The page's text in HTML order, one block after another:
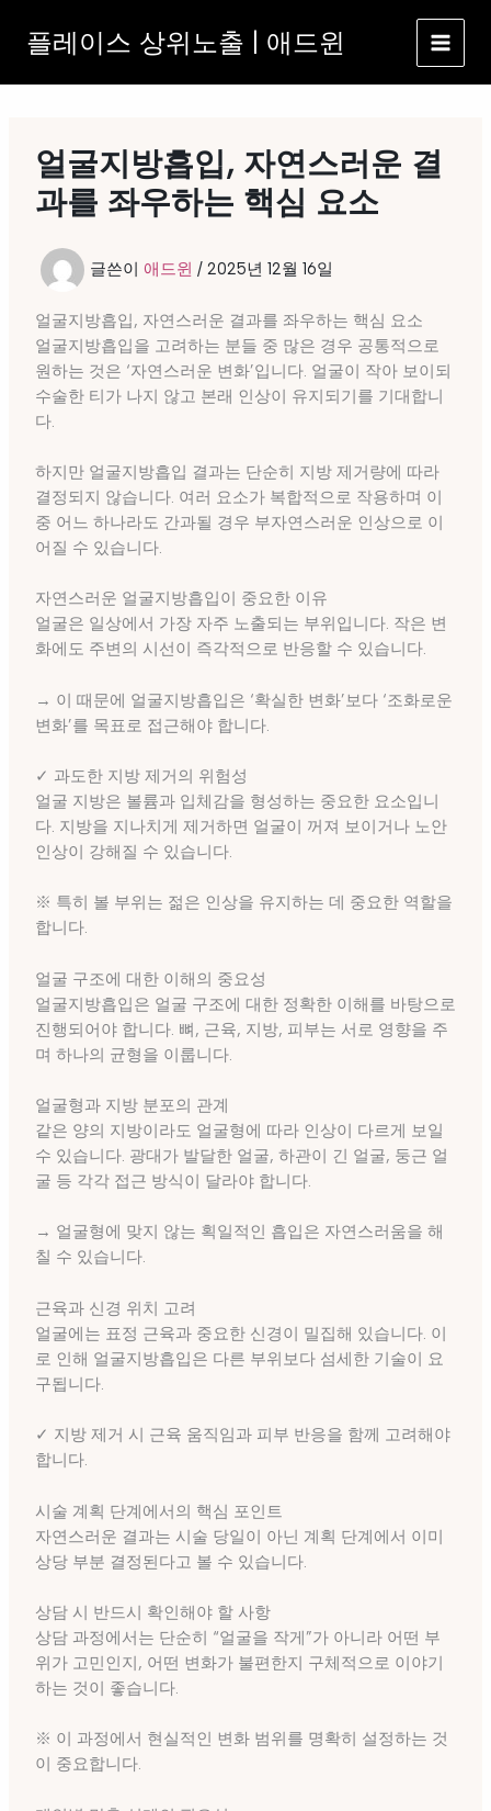
로
플레이스 상위노출 | 애드윈
얼굴지방흡입, 자연스러운 결
과를 좌우하는 핵심 요소
글쓴이 애드윈 / 2025년 12월 16일
얼굴지방흡입, 자연스러운 결과를 좌우하는 핵심 요소
얼굴지방흡입을 고려하는 분들 중 많은 경우 공통적으로
원하는 것은 ‘자연스러운 변화’입니다. 얼굴이 작아 보이되
수술한 티가 나지 않고 본래 인상이 유지되기를 기대합니
다.
하지만 얼굴지방흡입 결과는 단순히 지방 제거량에 따라
결정되지 않습니다. 여러 요소가 복합적으로 작용하며 이
중 어느 하나라도 간과될 경우 부자연스러운 인상으로 이
어질 수 있습니다.
자연스러운 얼굴지방흡입이 중요한 이유
얼굴은 일상에서 가장 자주 노출되는 부위입니다. 작은 변
화에도 주변의 시선이 즉각적으로 반응할 수 있습니다.
→ 이 때문에 얼굴지방흡입은 ‘확실한 변화’보다 ‘조화로운
변화’를 목표로 접근해야 합니다.
✓ 과도한 지방 제거의 위험성
얼굴 지방은 볼륨과 입체감을 형성하는 중요한 요소입니
다. 지방을 지나치게 제거하면 얼굴이 꺼져 보이거나 노안
인상이 강해질 수 있습니다.
※ 특히 볼 부위는 젊은 인상을 유지하는 데 중요한 역할을
합니다.
얼굴 구조에 대한 이해의 중요성
얼굴지방흡입은 얼굴 구조에 대한 정확한 이해를 바탕으로
진행되어야 합니다. 뼈, 근육, 지방, 피부는 서로 영향을 주
며 하나의 균형을 이룹니다.
얼굴형과 지방 분포의 관계
같은 양의 지방이라도 얼굴형에 따라 인상이 다르게 보일
수 있습니다. 광대가 발달한 얼굴, 하관이 긴 얼굴, 둥근 얼
굴 등 각각 접근 방식이 달라야 합니다.
→ 얼굴형에 맞지 않는 획일적인 흡입은 자연스러움을 해
칠 수 있습니다.
근육과 신경 위치 고려
얼굴에는 표정 근육과 중요한 신경이 밀집해 있습니다. 이
로 인해 얼굴지방흡입은 다른 부위보다 섬세한 기술이 요
구됩니다.
✓ 지방 제거 시 근육 움직임과 피부 반응을 함께 고려해야
합니다.
시술 계획 단계에서의 핵심 포인트
자연스러운 결과는 시술 당일이 아닌 계획 단계에서 이미
상당 부분 결정된다고 볼 수 있습니다.
상담 시 반드시 확인해야 할 사항
상담 과정에서는 단순히 “얼굴을 작게”가 아니라 어떤 부
위가 고민인지, 어떤 변화가 불편한지 구체적으로 이야기
하는 것이 좋습니다.
※ 이 과정에서 현실적인 변화 범위를 명확히 설정하는 것
이 중요합니다.